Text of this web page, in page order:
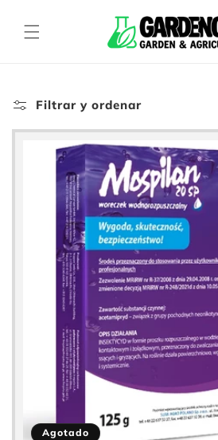
al contenido
Filtrar y ordenar
Agotado